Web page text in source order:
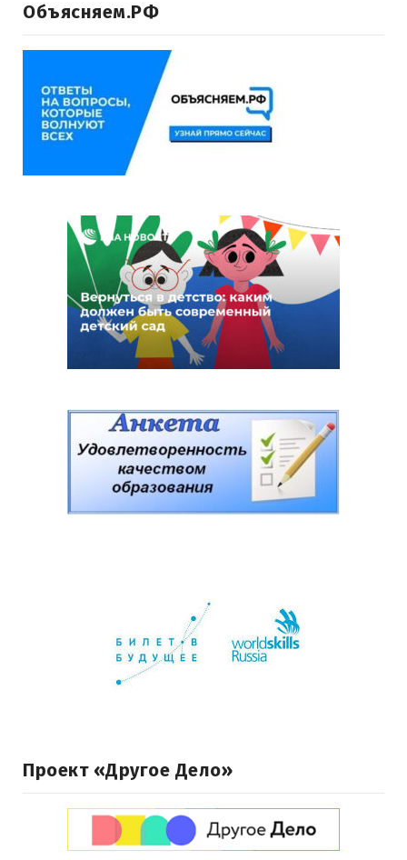
Объясняем.РФ
Проект «Другое Дело»